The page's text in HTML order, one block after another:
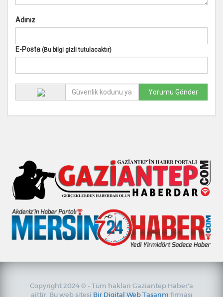
Adınız
E-Posta (Bu bilgi gizli tutulacaktır)
Copyright 2024 © - Tüm hakları Gaziantep Haber'a
aittir. Bu web sitesi Bir Digital Web Tasarım firması